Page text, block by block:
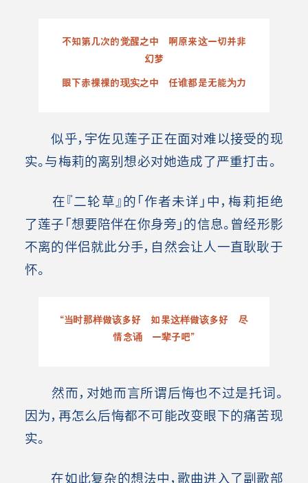
不知第几次的觉醒之中 啊原来这一切并非
幻梦
眼下赤裸裸的现实之中 任谁都是无能为力
似乎，宇佐见莲子正在面对难以接受的现
实。与梅莉的离别想必对她造成了严重打击。
在『二轮草』的「作者未详」中，梅莉拒绝
了莲子「想要陪伴在你身旁」的信息。曾经形影
不离的伴侣就此分手，自然会让人一直耿耿于
怀。
“当时那样做该多好 如果这样做该多好 尽
情念诵 一辈子吧”
然而，对她而言所谓后悔也不过是托词。
因为，再怎么后悔都不可能改变眼下的痛苦现
实。
在如此复杂的想法中，歌曲进入了副歌部